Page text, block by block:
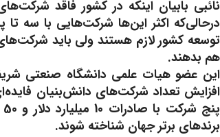
درحالی‌که اکثر این‌ها شرکت‌هایی با
توسعه کشور لازم هستند ولی باید شرکت‌های
هم بدهند.
این عضو هیات علمی دانشگاه صنعتی
افزایش تعداد شرکت‌های دانش‌بنیان
برندهای برتر جهان شناخته شوند.